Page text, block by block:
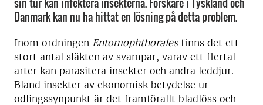
Danmark kan nu ha hittat en lösning på detta problem.
Inom ordningen Entomophthoralesfinns det ett
stort antal släkten av svampar, varav ett flertal
arter kan parasitera insekter och andra leddjur.
Bland insekter av ekonomisk betydelse ur
odlingssynpunkt är det framförallt bladlöss och